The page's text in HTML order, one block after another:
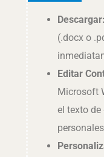
Descargar:
(.docx o
Editar
Microsoft
el texto